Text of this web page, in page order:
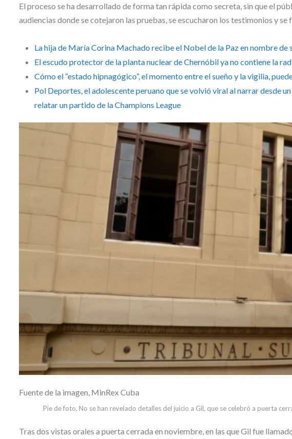
El proceso se ha desarrollado de forma tan rápida como secreta, sin que el
audiencias donde se cotejaron las pruebas, se escucharon los testimonios y se
La hija de María Corina Machado recibe el Nobel de la Paz en nombre
El escudo protector de la planta nuclear de Chernóbil ya no contiene la
Cómo el “estado hipnagógico”, el momento entre el sueño y la vigilia,
Pol Deportes, el adolescente peruano que se volvió viral al narrar desde
relatar un partido de la Champions League
Fuente de la imagen, MinRex Cuba
Pie de foto, No se han revelado detalles del juicio a Gil, que se celebró a puerta
Tras dos vistas orales a puerta cerrada en noviembre, en las que Gil fue